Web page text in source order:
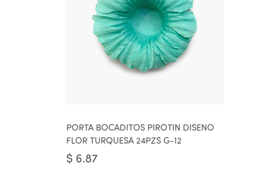
PORTA BOCADITOS PIROTIN DISENO
FLOR TURQUESA 24PZS G-12
$ 6.87